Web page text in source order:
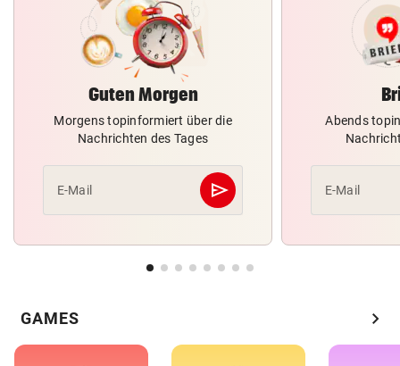
Guten Morgen
Morgens topinformiert über die
Nachrichten des Tages
E-Mail send
Abschicken
Abends
E-Mail
GAMES chevron_right